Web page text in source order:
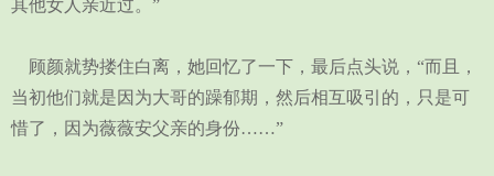
其他女人亲近过。”
顾颜就势搂住白离，她回忆了一下，最后点头说，“而且，
当初他们就是因为大哥的躁郁期，然后相互吸引的，只是可
惜了，因为薇薇安父亲的身份……”